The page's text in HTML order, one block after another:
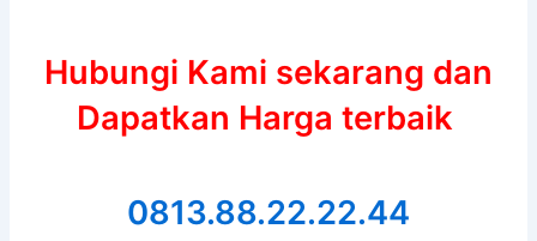
Hubungi Kami sekarang dan
Dapatkan Harga terbaik
0813.88.22.22.44